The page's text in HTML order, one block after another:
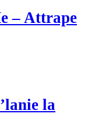
– Attrape
la